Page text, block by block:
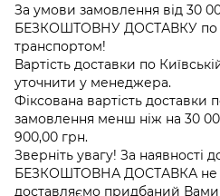
За умови замовлення від 30
БЕЗКОШТОВНУ ДОСТАВКУ по
транспортом!
Вартість доставки по
уточнити у менеджера.
Фіксована вартість доставки
замовлення менш ніж на 30
900,00 грн.
Зверніть увагу! За наявності
БЕЗКОШТОВНА ДОСТАВКА не
доставляємо придбаний Вами